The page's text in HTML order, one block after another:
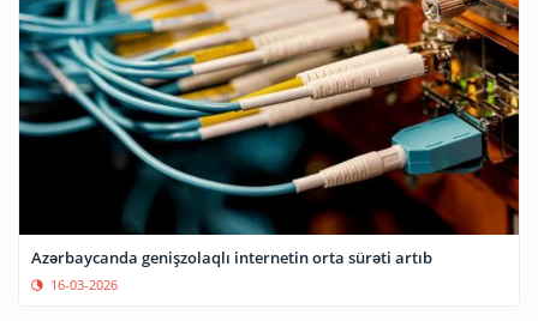
Azərbaycanda genişzolaqlı internetin orta sürəti artıb
16-03-2026